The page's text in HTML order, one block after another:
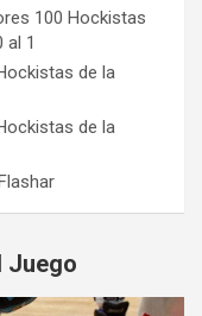
100 Hockistas
al 1
de la
de la
Juego